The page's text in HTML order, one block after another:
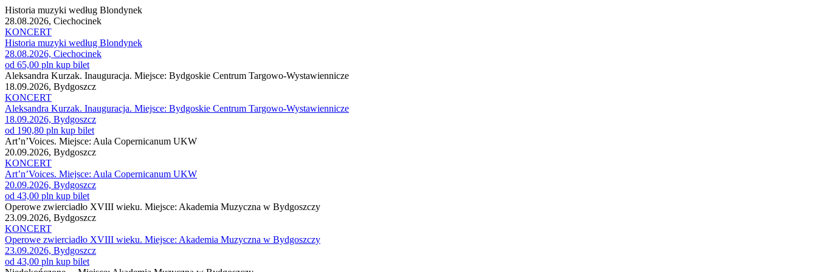
Historia muzyki według Blondynek
28.08.2026, Ciechocinek
KONCERT
Historia muzyki według Blondynek
28.08.2026, Ciechocinek
od 65,00 pln kup bilet
Aleksandra Kurzak. Inauguracja. Miejsce: Bydgoskie Centrum Targowo-Wystawiennicze
18.09.2026, Bydgoszcz
KONCERT
Aleksandra Kurzak. Inauguracja. Miejsce: Bydgoskie Centrum Targowo-Wystawiennicze
18.09.2026, Bydgoszcz
od 190,80 pln kup bilet
Art’n’Voices. Miejsce: Aula Copernicanum UKW
20.09.2026, Bydgoszcz
KONCERT
Art’n’Voices. Miejsce: Aula Copernicanum UKW
20.09.2026, Bydgoszcz
od 43,00 pln kup bilet
Operowe zwierciadło XVIII wieku. Miejsce: Akademia Muzyczna w Bydgoszczy
23.09.2026, Bydgoszcz
KONCERT
Operowe zwierciadło XVIII wieku. Miejsce: Akademia Muzyczna w Bydgoszczy
23.09.2026, Bydgoszcz
od 43,00 pln kup bilet